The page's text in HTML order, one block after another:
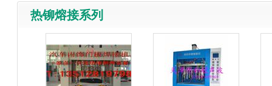
热铆熔接系列